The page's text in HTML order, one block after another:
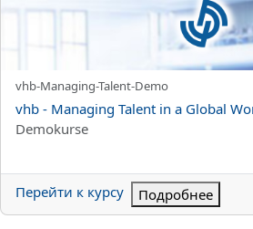
Краткое название курса
vhb-Managing-Talent-Demo
Название курса
vhb - Managing Talent in a Global
Категория курса
Demokurse
Перейти к курсу Подробнее